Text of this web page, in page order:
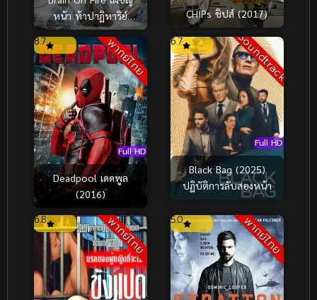
หน้า ท้าปาฏิหาริย์
(2016)
CHIPs ชิปส์ (2017)
พากย์ไทย
Full HD
8.7
Deadpool เดดพูล
(2016)
Soundtrack
Full HD
6.7
Black Bag (2025)
ปฏิบัติการลับสองหน้า
พากย์ไทย
6.8 พากย์ไทย
5.0